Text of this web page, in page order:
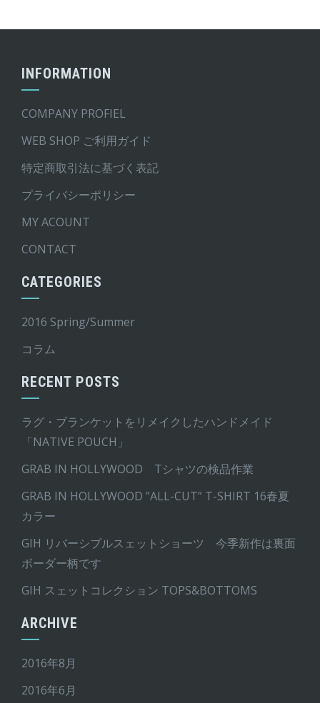
INFORMATION
COMPANY PROFIEL
WEB SHOP ご利用ガイド
特定商取引法に基づく表記
プライバシーポリシー
MY ACOUNT
CONTACT
CATEGORIES
2016 Spring/Summer
コラム
RECENT POSTS
ラグ・ブランケットをリメイクしたハンドメイド
「NATIVE POUCH」
GRAB IN HOLLYWOOD Tシャツの検品作業
GRAB IN HOLLYWOOD ”ALL-CUT” T-SHIRT 16春夏
カラー
GIH リバーシブルスェットショーツ 今季新作は裏面
ボーダー柄です
GIH スェットコレクション TOPS&BOTTOMS
ARCHIVE
2016年8月
2016年6月